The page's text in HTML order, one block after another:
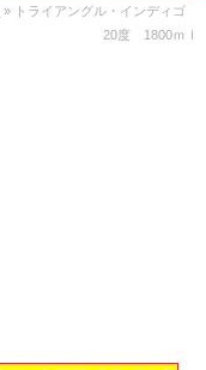
» トライアングル・インディゴ
20度 1800ｍｌ